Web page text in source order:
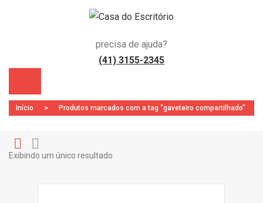
precisa de ajuda?
(41) 3155-2345
Início > Produtos marcados com a tag “gaveteiro compartilhado”
Exibindo um único resultado